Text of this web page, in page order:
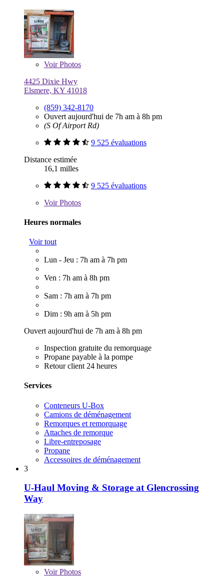
VoirPhotos
4425 Dixie Hwy
Elsmere, KY 41018
(859) 342-8170
Ouvert aujourd'hui de 7h am à 8h pm
(S Of Airport Rd)
9 525 évaluations
Distance estimée
16,1 milles
9 525 évaluations
VoirPhotos
Heures normales
Voir tout
Lun - Jeu : 7h am à 7h pm
Ven : 7h am à 8h pm
Sam : 7h am à 7h pm
Dim : 9h am à 5h pm
Ouvert aujourd'hui de 7h am à 8h pm
Inspection gratuite du remorquage
Propane payable à la pompe
Retour client 24 heures
Services
Conteneurs U-Box
Camions de déménagement
Remorques et remorquage
Attaches de remorque
Libre-entreposage
Propane
Accessoires de déménagement
3
U-Haul Moving & Storage at Glencrossing
Way
VoirPhotos